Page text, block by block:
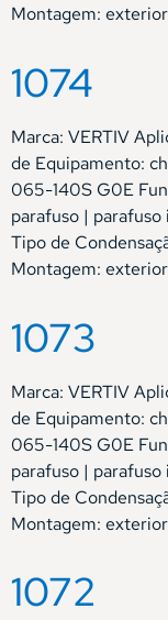
Montagem:
1074
Marca: VERTIV
de Equipamento:
065-140S G0E
parafuso |
Tipo de
Montagem:
1073
Marca: VERTIV
de Equipamento:
065-140S G0E
parafuso |
Tipo de
Montagem:
1072